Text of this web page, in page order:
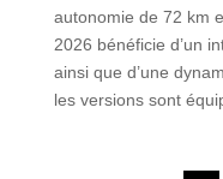
autonomie de 72 km
2026 bénéficie d’un
ainsi que d’une
les versions sont